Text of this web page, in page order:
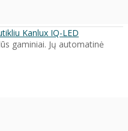
Kanlux IQ-LED
gaminiai. Jų automatinė